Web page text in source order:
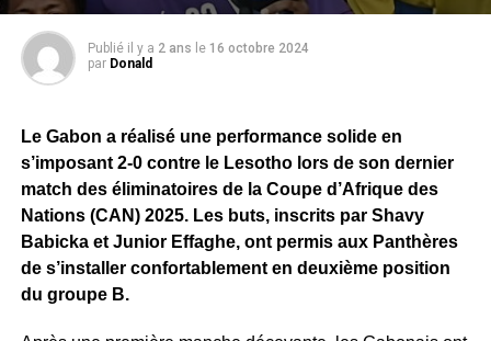
Publié il y a 2 ans le 16 octobre 2024
par Donald
Le Gabon a réalisé une performance solide en
s’imposant 2-0 contre le Lesotho lors de son dernier
match des éliminatoires de la Coupe d’Afrique des
Nations (CAN) 2025. Les buts, inscrits par Shavy
Babicka et Junior Effaghe, ont permis aux Panthères
de s’installer confortablement en deuxième position
du groupe B.